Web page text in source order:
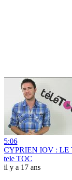
5:06
CYPRIEN IOV : LE
tele TOC
il y a 17 ans